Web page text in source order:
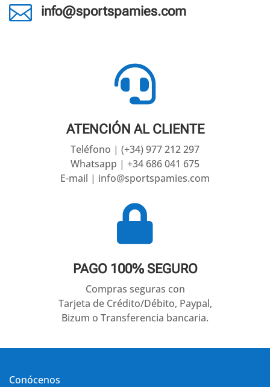
 info@sportspamies.com

ATENCIÓN AL CLIENTE
Teléfono | (+34) 977 212 297
Whatsapp | +34 686 041 675
E-mail | info@sportspamies.com

PAGO 100% SEGURO
Compras seguras con
Tarjeta de Crédito/Débito, Paypal,
Bizum o Transferencia bancaria.
Conócenos